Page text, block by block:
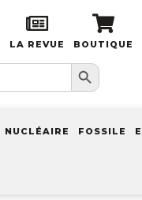
LA REVUE BOUTIQUE
Search Button
NUCLÉAIRE FOSSILE